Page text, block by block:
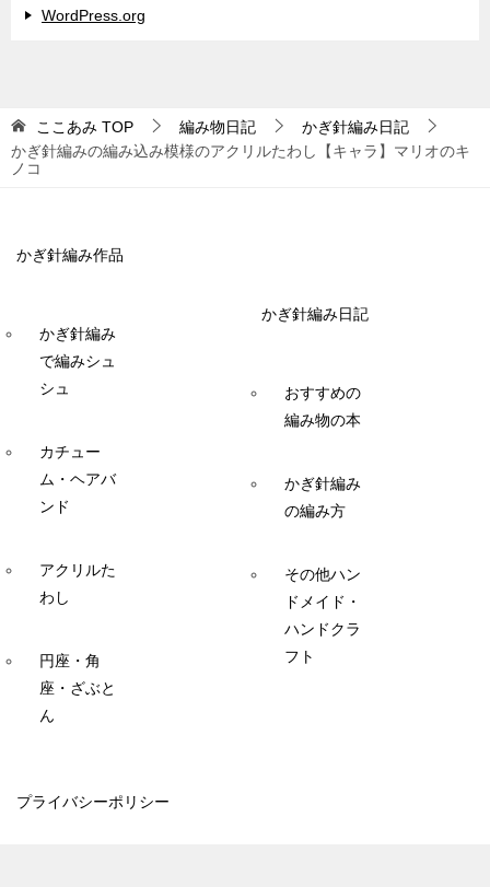
WordPress.org
ここあみ TOP 編み物日記
かぎ針編み日記
かぎ針編みの編み込み模様のアクリルたわし【キャラ】マリオのキ
ノコ
かぎ針編み作品
かぎ針編み
で編みシュ
シュ
カチュー
ム・ヘアバ
ンド
アクリルた
わし
円座・角
座・ざぶと
ん
かぎ針編み日記
おすすめの
編み物の本
かぎ針編み
の編み方
その他ハン
ドメイド・
ハンドクラ
フト
プライバシーポリシー